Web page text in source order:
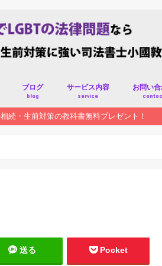
ブログ
blog
サービス内容
service
お問い
続・生前対策の教科書無料プレゼント！
送る Pocket